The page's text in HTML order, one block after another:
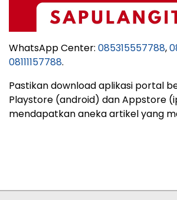
WhatsApp Center: 085315557788,
08111157788.
Pastikan download aplikasi portal
Playstore (android) dan Appstore
mendapatkan aneka artikel yang